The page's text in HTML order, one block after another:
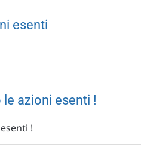
esenti
azioni esenti !
!